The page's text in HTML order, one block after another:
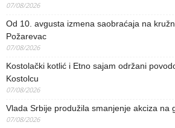
07/08/2026
Od 10. avgusta izmena saobraćaja na
Požarevac
07/08/2026
Kostolački kotlić i Etno sajam održani
Kostolcu
07/08/2026
Vlada Srbije produžila smanjenje akciza na
07/08/2026